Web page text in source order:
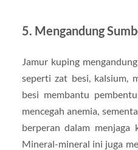
5. Mengandung
Jamur kuping
seperti zat besi, kalsium,
besi membantu
mencegah anemia,
berperan dalam menjaga
Mineral-mineral ini juga